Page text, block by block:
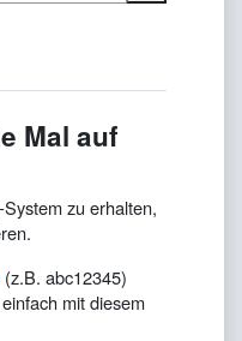
Mal auf
zu erhalten,
(z.B. abc12345)
mit diesem